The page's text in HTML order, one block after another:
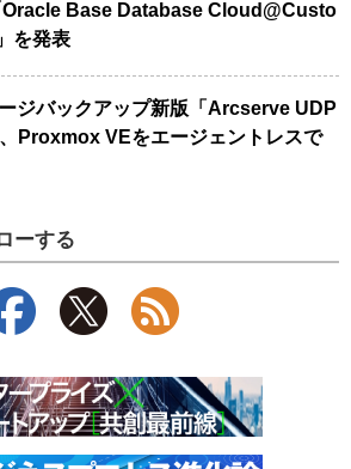
Oracle Base Database Cloud@Custo
を発表
ジバックアップ新版「Arcserve UDP
Proxmox VEをエージェントレスで
ーする